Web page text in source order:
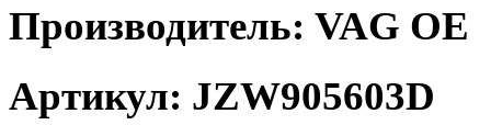
Производитель: VAG OE
Артикул: JZW905603D